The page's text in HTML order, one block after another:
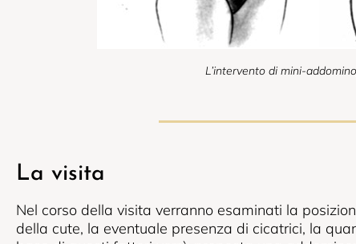
L’intervento di mini-
La visita
Nel corso della visita verranno esaminati la
della cute, la eventuale presenza di cicatrici, la